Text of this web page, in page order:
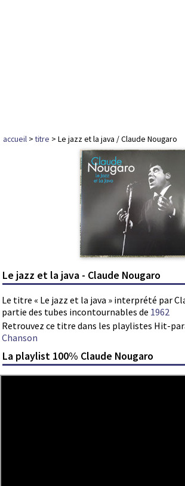
accueil >titre > Le jazz et la java / Claude Nougaro
Le jazz et la java - Claude Nougaro
Le titre « Le jazz et la java » interprété par
partie des tubes incontournables de 1962
Retrouvez ce titre dans les playlistes Hit-
Chanson
La playlist 100% Claude Nougaro